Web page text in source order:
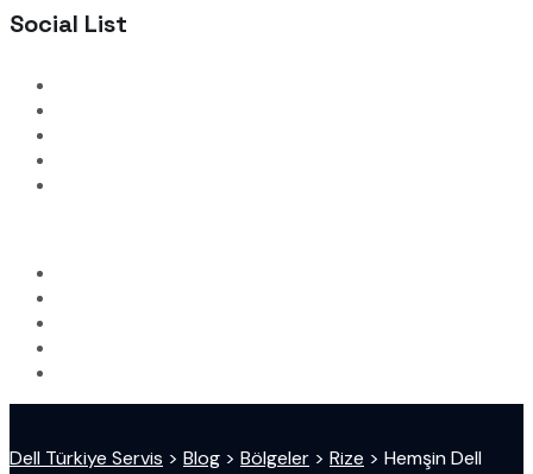
Social List
Dell Türkiye Servis > Blog > Bölgeler > Rize > Hemşin Dell